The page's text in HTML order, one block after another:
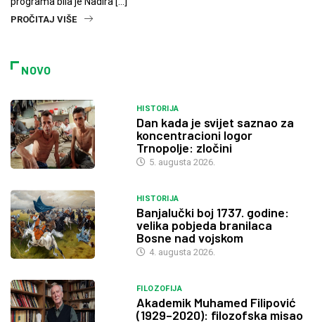
PROČITAJ VIŠE
NOVO
HISTORIJA
Dan kada je svijet saznao za
koncentracioni logor
Trnopolje: zločini
5. augusta 2026.
HISTORIJA
Banjalučki boj 1737. godine:
velika pobjeda branilaca
Bosne nad vojskom
4. augusta 2026.
FILOZOFIJA
Akademik Muhamed Filipović
(1929–2020): filozofska misao